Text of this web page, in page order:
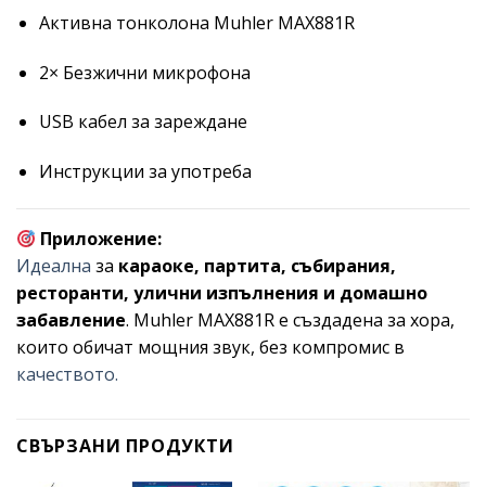
Активна тонколона Muhler MAX881R
2× Безжични микрофона
USB кабел за зареждане
Инструкции за употреба
Приложение:
Идеална за караоке, партита, събирания,
ресторанти, улични изпълнения и домашно
забавление. Muhler MAX881R е създадена за хора,
които обичат мощния звук, без компромис в
качеството.
СВЪРЗАНИ ПРОДУКТИ